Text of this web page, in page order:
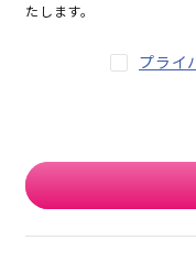
たします。
プライ